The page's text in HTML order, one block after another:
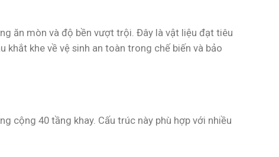
ăn mòn và độ bền vượt trội. Đây là vật liệu đạt tiêu
khe về vệ sinh an toàn trong chế biến và bảo
cộng 40 tầng khay. Cấu trúc này phù hợp với nhiều